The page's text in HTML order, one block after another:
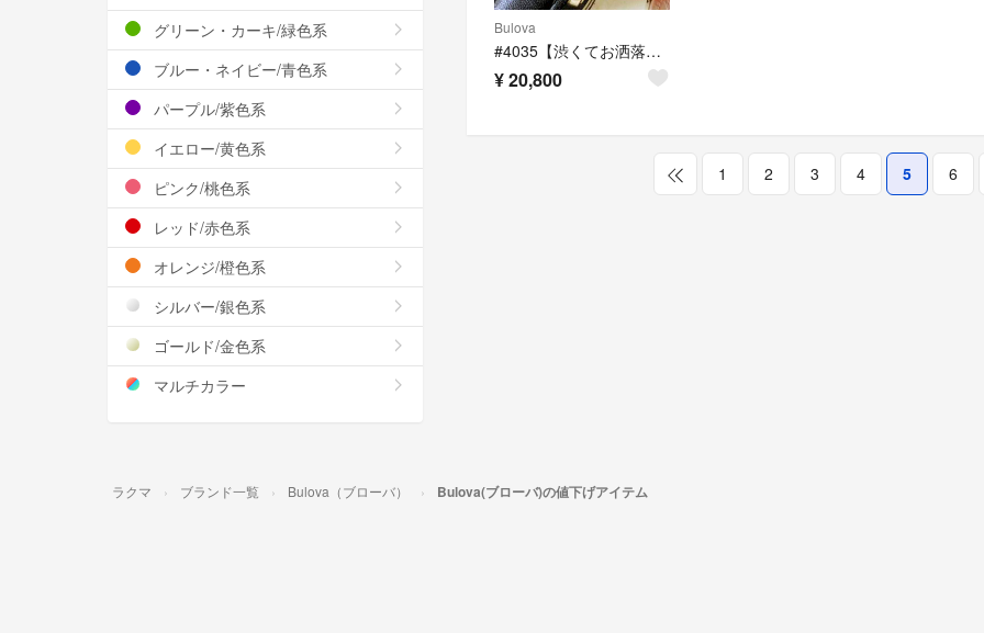
Bulova
#4035【渋くてお洒落】メンズ 腕時計 ブローバ 動作品 アンティーク 手巻き
¥20,800
1 2 3 4 5 6
グリーン・カーキ/緑色系
ブルー・ネイビー/青色系
パープル/紫色系
イエロー/黄色系
ピンク/桃色系
レッド/赤色系
オレンジ/橙色系
シルバー/銀色系
ゴールド/金色系
マルチカラー
ラクマ ブランド一覧 Bulova（ブローバ） Bulova(ブローバ)の値下げアイテム